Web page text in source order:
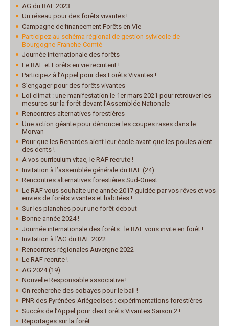
AG du RAF 2023
Un réseau pour des forêts vivantes !
Campagne de financement Forêts en Vie
Participez au schéma régional de gestion sylvicole de
Bourgogne-Franche-Comté
Journée internationale des forêts
Le RAF et Forêts en vie recrutent !
Participez à l’Appel pour des Forêts Vivantes !
S’engager pour des forêts vivantes
Loi climat : une manifestation le 1er mars 2021 pour retrouver les
mesures sur la forêt devant l’Assemblée Nationale
Rencontres alternatives forestières
Une action géante pour dénoncer les coupes rases dans le
Morvan
Pour que les Renardes aient leur école avant que les poules aient
des dents !
A vos curriculum vitae, le RAF recrute !
Invitation à l’assemblée générale du RAF (24)
Rencontres alternatives forestières Sud-Ouest
Le RAF vous souhaite une année 2017 guidée par vos rêves et vos
envies de forêts vivantes et habitées !
Sur les planches pour une forêt debout
Bonne année 2024 !
Journée internationale des forêts : le RAF vous invite en forêt !
Invitation à l’AG du RAF 2022
Rencontres régionales Auvergne 2022
Le RAF recrute !
AG 2024 (19)
Nouvelle Responsable associative !
On recherche des cobayes pour le bail !
PNR des Pyrénées-Ariégeoises : expérimentations forestières
Succès de l’Appel pour des Forêts Vivantes Saison 2 !
Reportages sur la forêt